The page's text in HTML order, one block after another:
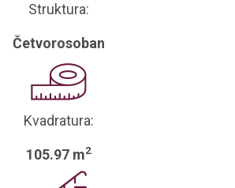
Struktura:
Četvorosoban
Kvadratura:
105.97 m2